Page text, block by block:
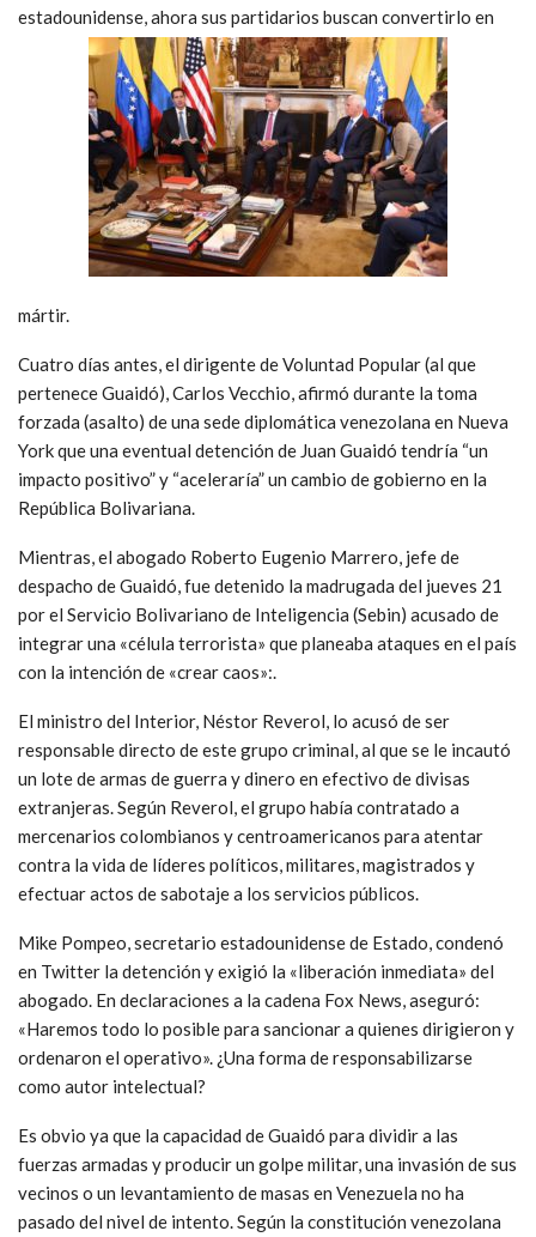
estadounidense, ahora sus partidarios buscan convertirlo en
mártir.
Cuatro días antes, el dirigente de Voluntad Popular (al que
pertenece Guaidó), Carlos Vecchio, afirmó durante la toma
forzada (asalto) de una sede diplomática venezolana en Nueva
York que una eventual detención de Juan Guaidó tendría “un
impacto positivo” y “aceleraría” un cambio de gobierno en la
República Bolivariana.
Mientras, el abogado Roberto Eugenio Marrero, jefe de
despacho de Guaidó, fue detenido la madrugada del jueves 21
por el Servicio Bolivariano de Inteligencia (Sebin) acusado de
integrar una «célula terrorista» que planeaba ataques en el país
con la intención de «crear caos»:.
El ministro del Interior, Néstor Reverol, lo acusó de ser
responsable directo de este grupo criminal, al que se le incautó
un lote de armas de guerra y dinero en efectivo de divisas
extranjeras. Según Reverol, el grupo había contratado a
mercenarios colombianos y centroamericanos para atentar
contra la vida de líderes políticos, militares, magistrados y
efectuar actos de sabotaje a los servicios públicos.
Mike Pompeo, secretario estadounidense de Estado, condenó
en Twitter la detención y exigió la «liberación inmediata» del
abogado. En declaraciones a la cadena Fox News, aseguró:
«Haremos todo lo posible para sancionar a quienes dirigieron y
ordenaron el operativo». ¿Una forma de responsabilizarse
como autor intelectual?
Es obvio ya que la capacidad de Guaidó para dividir a las
fuerzas armadas y producir un golpe militar, una invasión de sus
vecinos o un levantamiento de masas en Venezuela no ha
pasado del nivel de intento. Según la constitución venezolana